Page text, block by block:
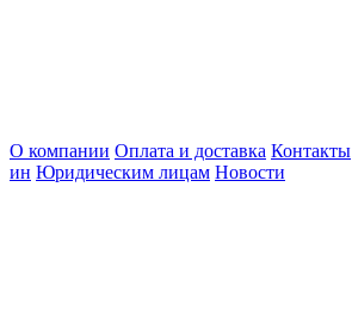
О компании Оплата и доставка Контакты
ин Юридическим лицам Новости